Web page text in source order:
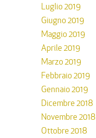
Luglio 2019
Giugno 2019
Maggio 2019
Aprile 2019
Marzo 2019
Febbraio 2019
Gennaio 2019
Dicembre 2018
Novembre 2018
Ottobre 2018